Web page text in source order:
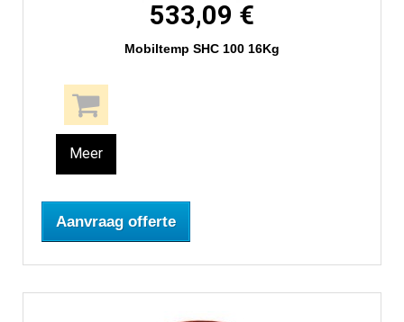
533,09 €
Mobiltemp SHC 100 16Kg
Meer
Aanvraag offerte